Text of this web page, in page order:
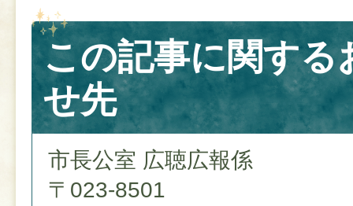
この記事に関する
せ先
市長公室 広聴広報係
〒023-8501